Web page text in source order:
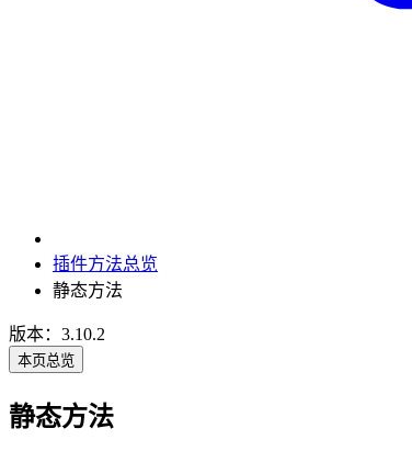
插件方法总览
静态方法
版本：3.10.2
本页总览
静态方法